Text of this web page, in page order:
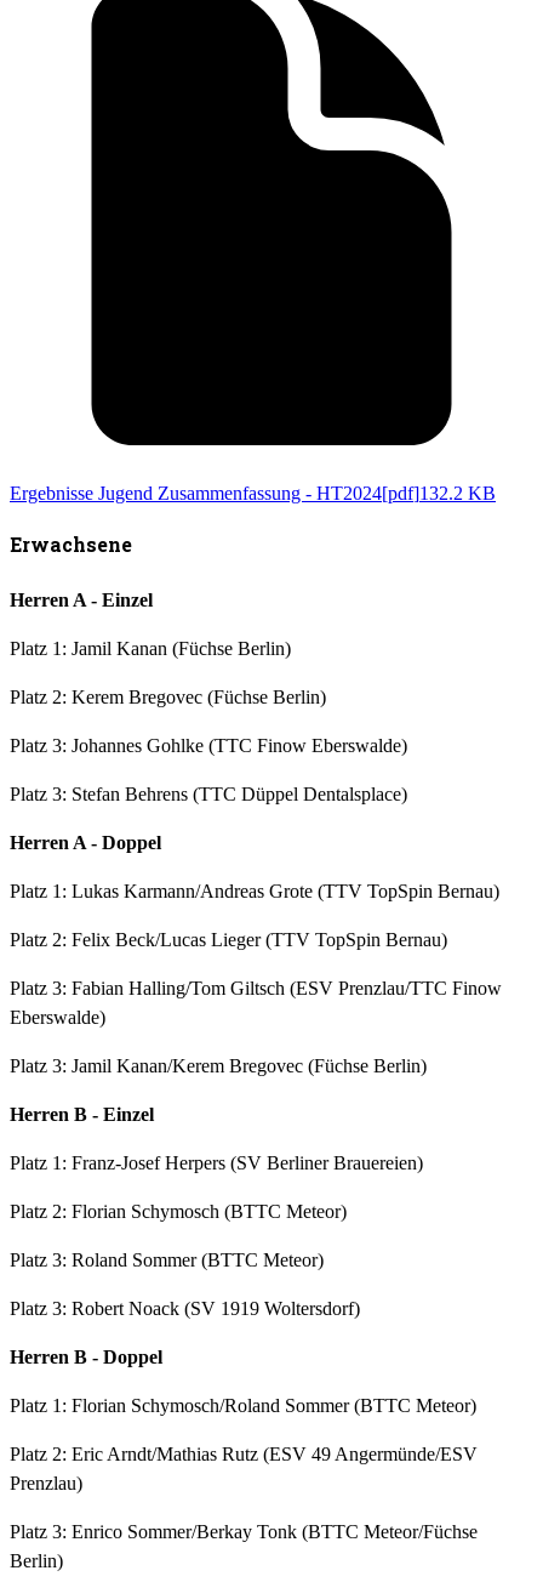
Ergebnisse Jugend Zusammenfassung - HT2024[pdf]132.2 KB
Erwachsene
Herren A - Einzel
Platz 1: Jamil Kanan (Füchse Berlin)
Platz 2: Kerem Bregovec (Füchse Berlin)
Platz 3: Johannes Gohlke (TTC Finow Eberswalde)
Platz 3: Stefan Behrens (TTC Düppel Dentalsplace)
Herren A - Doppel
Platz 1: Lukas Karmann/Andreas Grote (TTV TopSpin Bernau)
Platz 2: Felix Beck/Lucas Lieger (TTV TopSpin Bernau)
Platz 3: Fabian Halling/Tom Giltsch (ESV Prenzlau/TTC Finow
Eberswalde)
Platz 3: Jamil Kanan/Kerem Bregovec (Füchse Berlin)
Herren B - Einzel
Platz 1: Franz-Josef Herpers (SV Berliner Brauereien)
Platz 2: Florian Schymosch (BTTC Meteor)
Platz 3: Roland Sommer (BTTC Meteor)
Platz 3: Robert Noack (SV 1919 Woltersdorf)
Herren B - Doppel
Platz 1: Florian Schymosch/Roland Sommer (BTTC Meteor)
Platz 2: Eric Arndt/Mathias Rutz (ESV 49 Angermünde/ESV
Prenzlau)
Platz 3: Enrico Sommer/Berkay Tonk (BTTC Meteor/Füchse
Berlin)